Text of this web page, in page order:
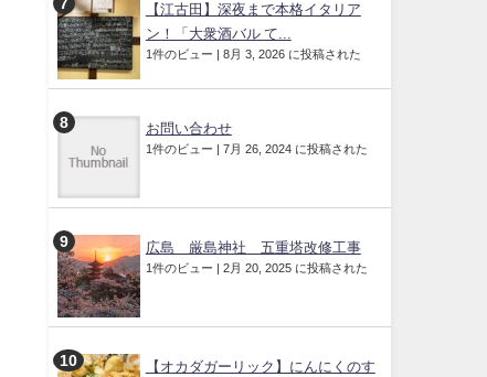
【江古田】深夜まで本格イタリア
ン！「大衆酒バル て...
1件のビュー | 8月 3, 2026 に投稿された
お問い合わせ
1件のビュー | 7月 26, 2024 に投稿された
広島 厳島神社 五重塔改修工事
1件のビュー | 2月 20, 2025 に投稿された
【オカダガーリック】にんにくのす